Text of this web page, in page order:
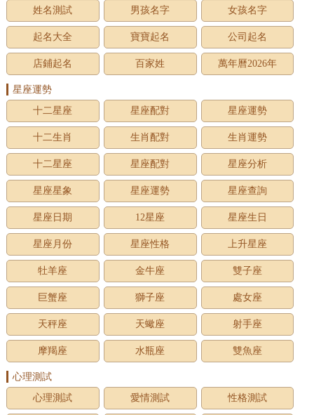
姓名測試
男孩名字 女孩名字
起名大全 寶寶起名 公司起名
店鋪起名 百家姓 萬年曆2026年
星座運勢
十二星座
星座配對 星座運勢
十二生肖 生肖配對 生肖運勢
十二星座 星座配對 星座分析
星座星象 星座運勢 星座查詢
星座日期 12星座 星座生日
星座月份 星座性格 上升星座
牡羊座 金牛座 雙子座
巨蟹座 獅子座 處女座
天秤座 天蠍座 射手座
摩羯座 水瓶座 雙魚座
心理測試
心理測試
愛情測試 性格測試